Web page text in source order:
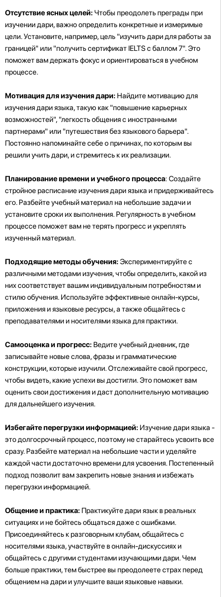
Отсутствие ясных целей: Чтобы преодолеть преграды при
изучении дари, важно определить конкретные и измеримые
цели. Установите, например, цель "изучить дари для работы за
границей" или "получить сертификат IELTS с баллом 7". Это
поможет вам держать фокус и ориентироваться в учебном
процессе.
Мотивация для изучения дари: Найдите мотивацию для
изучения дари языка, такую как "повышение карьерных
возможностей", "легкость общения с иностранными
партнерами" или "путешествия без языкового барьера".
Постоянно напоминайте себе о причинах, по которым вы
решили учить дари, и стремитесь к их реализации.
Планирование времени и учебного процесса: Создайте
стройное расписание изучения дари языка и придерживайтесь
его. Разбейте учебный материал на небольшие задачи и
установите сроки их выполнения. Регулярность в учебном
процессе поможет вам не терять прогресс и укреплять
изученный материал.
Подходящие методы обучения:Экспериментируйте с
различными методами изучения, чтобы определить, какой из
них соответствует вашим индивидуальным потребностям и
стилю обучения. Используйте эффективные онлайн-курсы,
приложения и языковые ресурсы, а также общайтесь с
преподавателями и носителями языка для практики.
Самооценка и прогресс: Ведите учебный дневник, где
записывайте новые слова, фразы и грамматические
конструкции, которые изучили. Отслеживайте свой прогресс,
чтобы видеть, какие успехи вы достигли. Это поможет вам
оценить свои достижения и даст дополнительную мотивацию
для дальнейшего изучения.
Избегайте перегрузки информацией: Изучение дари языка -
это долгосрочный процесс, поэтому не старайтесь усвоить все
сразу. Разбейте материал на небольшие части и уделяйте
каждой части достаточно времени для усвоения. Постепенный
подход позволит вам закрепить новые знания и избежать
перегрузки информацией.
Общение и практика: Практикуйте дари язык в реальных
ситуациях и не бойтесь общаться даже с ошибками.
Присоединяйтесь к разговорным клубам, общайтесь с
носителями языка, участвуйте в онлайн-дискуссиях и
общайтесь с другими студентами изучающими дари. Чем
больше практики, тем быстрее вы преодолеете страх перед
общением на дари и улучшите ваши языковые навыки.